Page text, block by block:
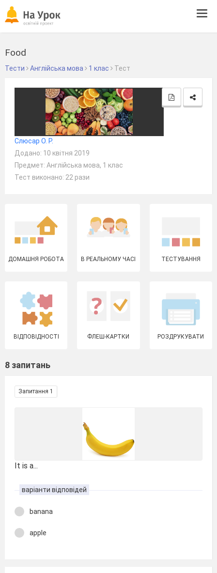
Food
Тести Англійська мова 1 клас Тест
Слюсар О. Р.
Додано: 10 квітня 2019
Предмет: Англійська мова, 1 клас
Тест виконано: 22 рази
ДОМАШНЯ РОБОТА В РЕАЛЬНОМУ ЧАСІ ТЕСТУВАННЯ
ВІДПОВІДНОСТІ ФЛЕШ-КАРТКИ РОЗДРУКУВАТИ
8 запитань
Запитання 1
It is a...
варіанти відповідей
banana
apple